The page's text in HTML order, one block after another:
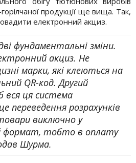
продукції ще вища. Так,
електронний акциз.
фундаментальні зміни.
акциз. Не
марки, які клеються на
QR-код. Другий
ця система
переведення розрахунків
виключно у
формат, тобто в оплату
Шурма.